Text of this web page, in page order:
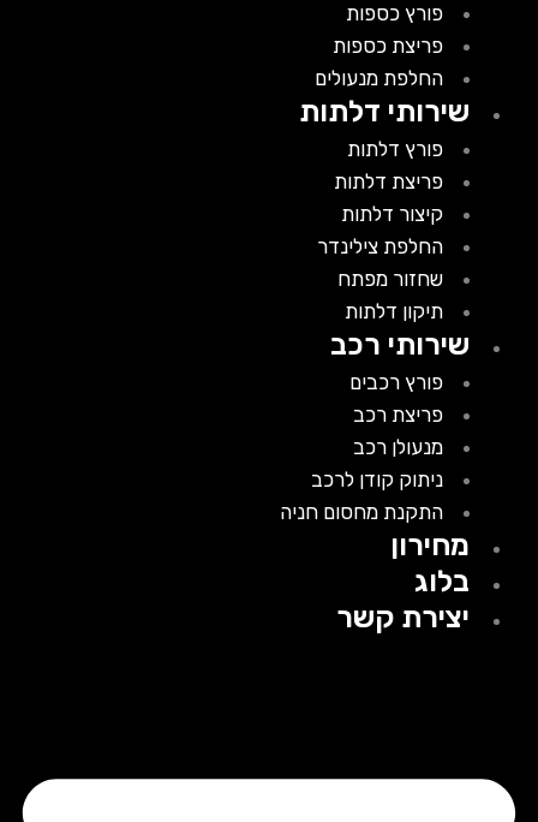
פורץ כספות
פריצת כספות
החלפת מנעולים
שירותי דלתות
פורץ דלתות
פריצת דלתות
קיצור דלתות
החלפת צילינדר
שחזור מפתח
תיקון דלתות
שירותי רכב
פורץ רכבים
פריצת רכב
מנעולן רכב
ניתוק קודן לרכב
התקנת מחסום חניה
מחירון
בלוג
יצירת קשר